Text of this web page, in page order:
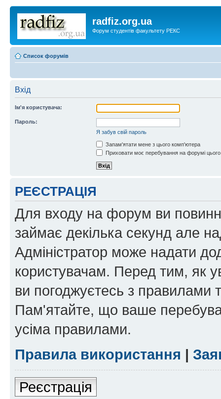
radfiz.org.ua
Форум студентів факультету РЕКС
Список форумів
Вхід
Ім'я користувача:
Пароль:
Я забув свій пароль
Запам'ятати мене з цього комп'ютера
Приховати моє перебування на форумі
РЕЄСТРАЦІЯ
Для входу на форум ви
займає декілька секунд але
Адміністратор може надати
користувачам. Перед тим, як
ви погоджуєтесь з правилами
Пам'ятайте, що ваше
усіма правилами.
Правила використання |
Реєстрація